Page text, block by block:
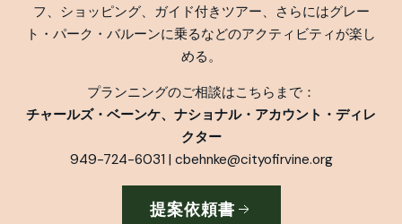
フ、ショッピング、ガイド付きツアー、さらにはグレー
ト・パーク・バルーンに乗るなどのアクティビティが楽し
める。
プランニングのご相談はこちらまで：
チャールズ・ベーンケ、ナショナル・アカウント・ディレ
クター
949-724-6031 | cbehnke@cityofirvine.org
提案依頼書